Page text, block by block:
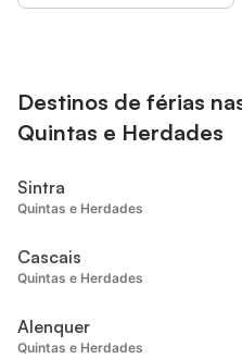
Destinos de férias
Quintas e Herdades
Sintra
Quintas e Herdades
Cascais
Quintas e Herdades
Alenquer
Quintas e Herdades